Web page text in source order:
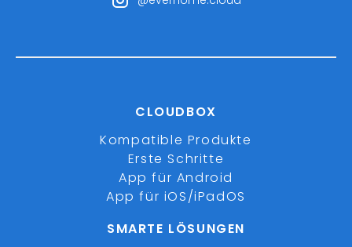
CLOUDBOX
Kompatible Produkte
Erste Schritte
App für Android
App für iOS/iPadOS
SMARTE LÖSUNGEN